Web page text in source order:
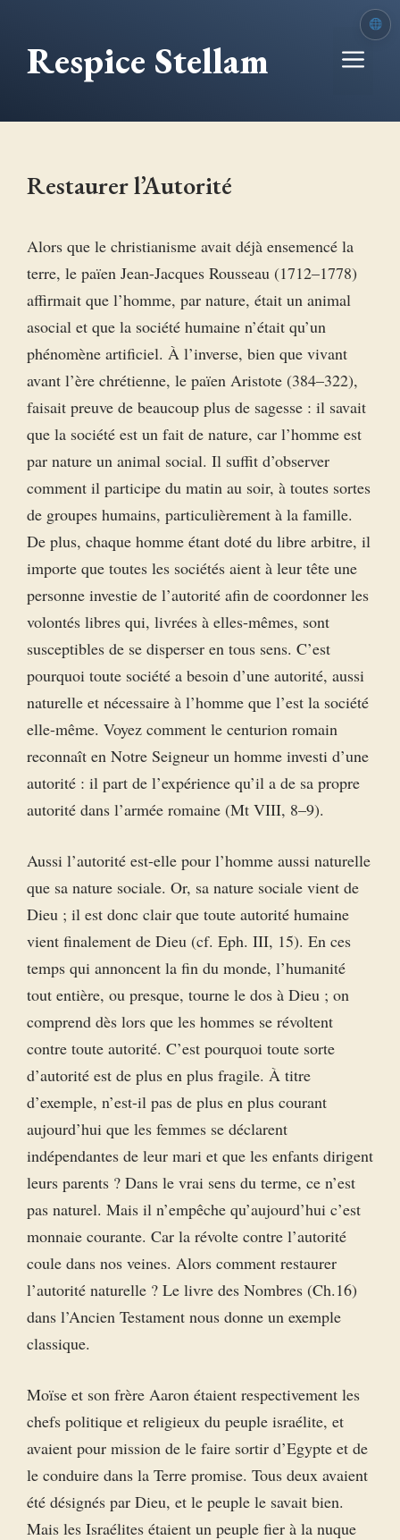
contenuRespice Stellam
Restaurer l’Autorité
Alors que le christianisme avait déjà ensemencé la
terre, le païen Jean-Jacques Rousseau (1712–1778)
affirmait que l’homme, par nature, était un animal
asocial et que la société humaine n’était qu’un
phénomène artificiel. À l’inverse, bien que vivant
avant l’ère chrétienne, le païen Aristote (384–322),
faisait preuve de beaucoup plus de sagesse : il savait
que la société est un fait de nature, car l’homme est
par nature un animal social. Il suffit d’observer
comment il participe du matin au soir, à toutes sortes
de groupes humains, particulièrement à la famille.
De plus, chaque homme étant doté du libre arbitre, il
importe que toutes les sociétés aient à leur tête une
personne investie de l’autorité afin de coordonner les
volontés libres qui, livrées à elles-mêmes, sont
susceptibles de se disperser en tous sens. C’est
pourquoi toute société a besoin d’une autorité, aussi
naturelle et nécessaire à l’homme que l’est la société
elle-même. Voyez comment le centurion romain
reconnaît en Notre Seigneur un homme investi d’une
autorité : il part de l’expérience qu’il a de sa propre
autorité dans l’armée romaine (Mt VIII, 8–9).
Aussi l’autorité est-elle pour l’homme aussi naturelle
que sa nature sociale. Or, sa nature sociale vient de
Dieu ; il est donc clair que toute autorité humaine
vient finalement de Dieu (cf. Eph. III, 15). En ces
temps qui annoncent la fin du monde, l’humanité
tout entière, ou presque, tourne le dos à Dieu ; on
comprend dès lors que les hommes se révoltent
contre toute autorité. C’est pourquoi toute sorte
d’autorité est de plus en plus fragile. À titre
d’exemple, n’est-il pas de plus en plus courant
aujourd’hui que les femmes se déclarent
indépendantes de leur mari et que les enfants dirigent
leurs parents ? Dans le vrai sens du terme, ce n’est
pas naturel. Mais il n’empêche qu’aujourd’hui c’est
monnaie courante. Car la révolte contre l’autorité
coule dans nos veines. Alors comment restaurer
l’autorité naturelle ? Le livre des Nombres (Ch.16)
dans l’Ancien Testament nous donne un exemple
classique.
Moïse et son frère Aaron étaient respectivement les
chefs politique et religieux du peuple israélite, et
avaient pour mission de le faire sortir d’Egypte et de
le conduire dans la Terre promise. Tous deux avaient
été désignés par Dieu, et le peuple le savait bien.
Mais les Israélites étaient un peuple fier à la nuque